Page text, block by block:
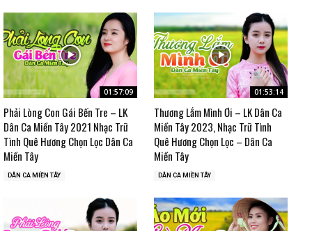
01:57:09
Phải Lòng Con Gái Bến Tre – LK
Dân Ca Miền Tây 2021 Nhạc Trữ
Tình Quê Hương Chọn Lọc Dân Ca
Miền Tây
DÂN CA MIỀN TÂY
01:53:14
Thương Lắm Mình Ơi – LK Dân Ca
Miền Tây 2023, Nhạc Trữ Tình
Quê Hương Chọn Lọc – Dân Ca
Miền Tây
DÂN CA MIỀN TÂY